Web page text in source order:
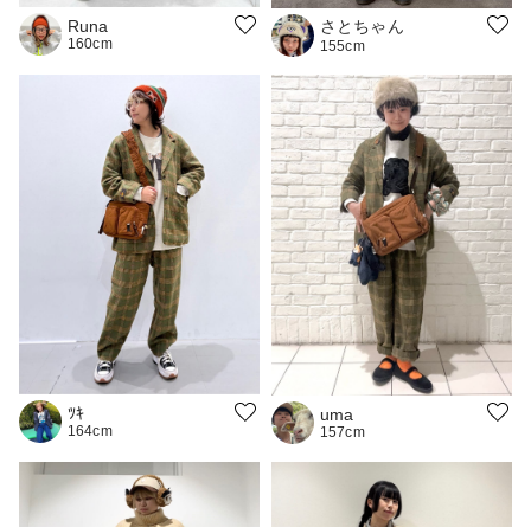
Runa
160cm
さとちゃん
155cm
ﾂｷ
164cm
uma
157cm